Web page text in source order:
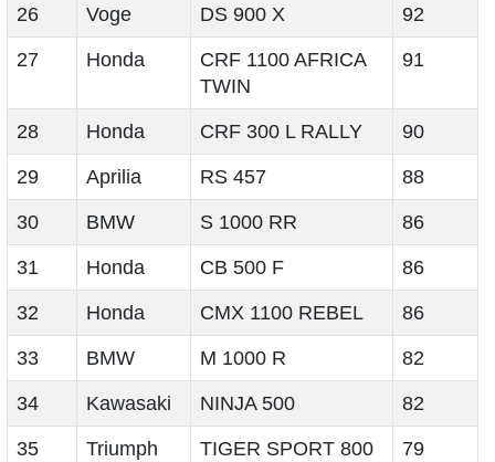
26 Voge DS 900 X 92
27 Honda
CRF 1100 AFRICA
TWIN
91
28 Honda CRF 300 L RALLY 90
29 Aprilia RS 457 88
30 BMW S 1000 RR 86
31 Honda CB 500 F 86
32 Honda CMX 1100 REBEL 86
33 BMW M 1000 R 82
34 Kawasaki NINJA 500 82
35 Triumph TIGER SPORT 800 79